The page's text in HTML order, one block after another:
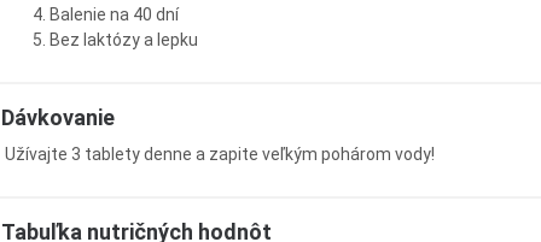
Balenie na 40 dní
Bez laktózy a lepku
Dávkovanie
Užívajte 3 tablety denne a zapite veľkým pohárom vody!
Tabuľka nutričných hodnôt